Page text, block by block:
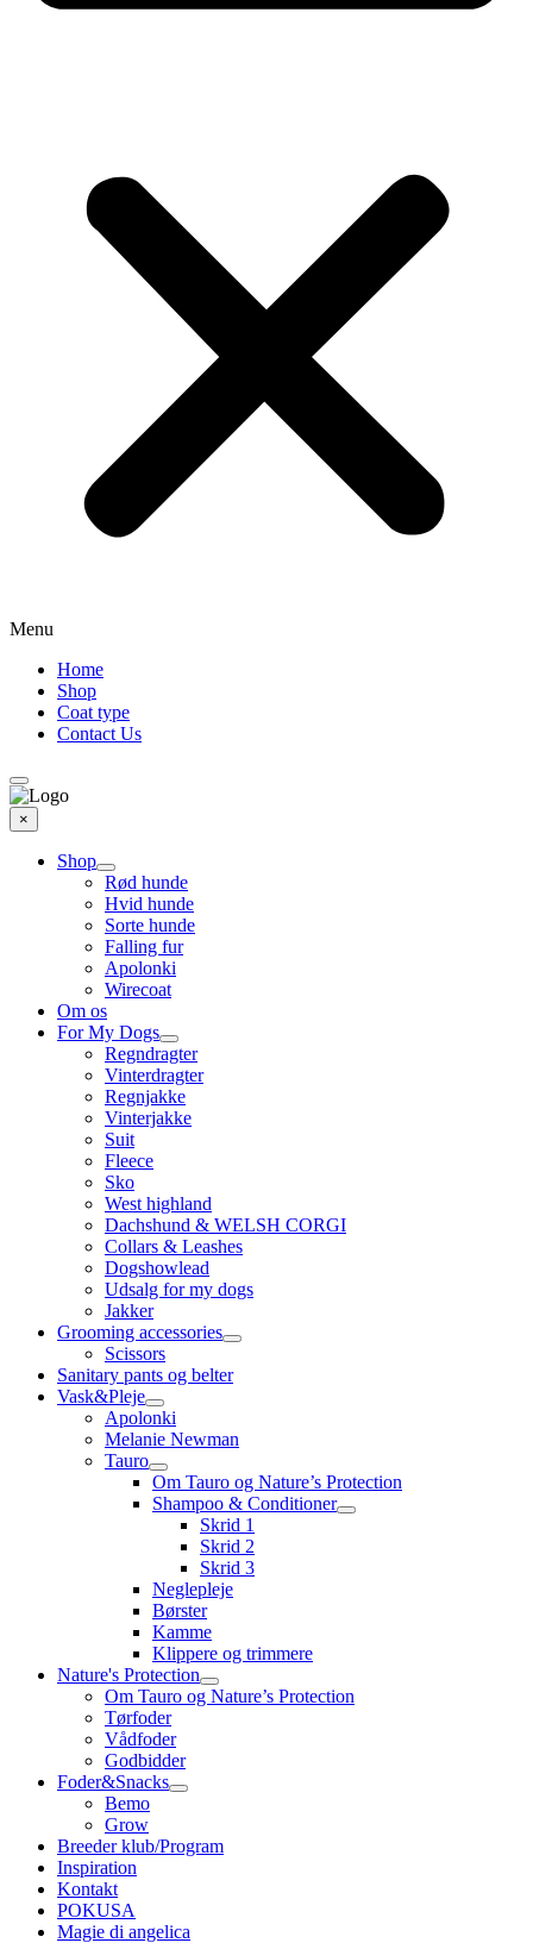
Menu
Home
Shop
Coat type
Contact Us
×
Shop
Rød hunde
Hvid hunde
Sorte hunde
Falling fur
Apolonki
Wirecoat
Om os
For My Dogs
Regndragter
Vinterdragter
Regnjakke
Vinterjakke
Suit
Fleece
Sko
West highland
Dachshund & WELSH CORGI
Collars & Leashes
Dogshowlead
Udsalg for my dogs
Jakker
Grooming accessories
Scissors
Sanitary pants og belter
Vask&Pleje
Apolonki
Melanie Newman
Tauro
Om Tauro og Nature’s Protection
Shampoo & Conditioner
Skrid 1
Skrid 2
Skrid 3
Neglepleje
Børster
Kamme
Klippere og trimmere
Nature's Protection
Om Tauro og Nature’s Protection
Tørfoder
Vådfoder
Godbidder
Foder&Snacks
Bemo
Grow
Breeder klub/Program
Inspiration
Kontakt
POKUSA
Magie di angelica